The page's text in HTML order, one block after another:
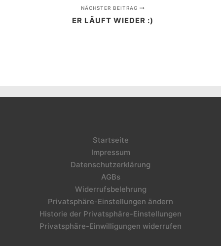
NÄCHSTER BEITRAG
ER LÄUFT WIEDER :)
Startseite
Impressum
Datenschutzerklärung
AGBs
Widerrufsbelehrung
Privatsphäre-Einstellungen ändern
Historie der Privatsphäre-Einstellungen
Privatsphäre-Einwilligungen widerrufen